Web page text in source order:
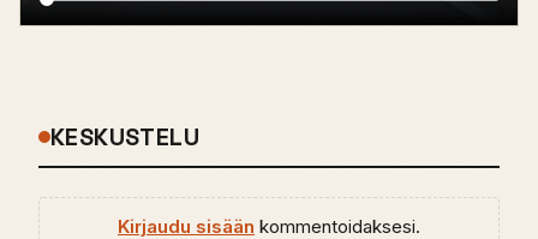
KESKUSTELU
Kirjaudu sisään kommentoidaksesi.